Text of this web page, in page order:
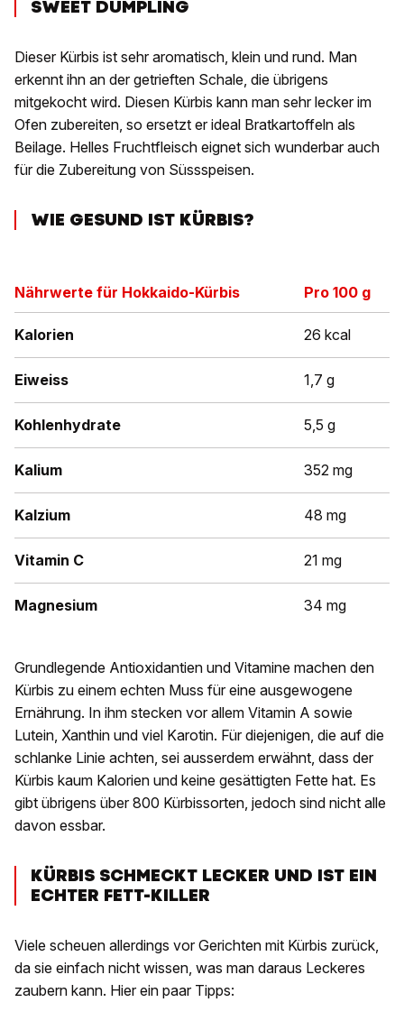
SWEET DUMPLING
Dieser Kürbis ist sehr aromatisch, klein und rund. Man
erkennt ihn an der getrieften Schale, die übrigens
mitgekocht wird. Diesen Kürbis kann man sehr lecker im
Ofen zubereiten, so ersetzt er ideal Bratkartoffeln als
Beilage. Helles Fruchtfleisch eignet sich wunderbar auch
für die Zubereitung von Süssspeisen.
WIE GESUND IST KÜRBIS?
Nährwerte für Hokkaido-Kürbis Pro 100 g
Kalorien 26 kcal
Eiweiss 1,7 g
Kohlenhydrate 5,5 g
Kalium 352 mg
Kalzium 48 mg
Vitamin C 21 mg
Magnesium 34 mg
Grundlegende Antioxidantien und Vitamine machen den
Kürbis zu einem echten Muss für eine ausgewogene
Ernährung. In ihm stecken vor allem Vitamin A sowie
Lutein, Xanthin und viel Karotin. Für diejenigen, die auf die
schlanke Linie achten, sei ausserdem erwähnt, dass der
Kürbis kaum Kalorien und keine gesättigten Fette hat. Es
gibt übrigens über 800 Kürbissorten, jedoch sind nicht alle
davon essbar.
KÜRBIS SCHMECKT LECKER UND IST EIN
ECHTER FETT-KILLER
Viele scheuen allerdings vor Gerichten mit Kürbis zurück,
da sie einfach nicht wissen, was man daraus Leckeres
zaubern kann. Hier ein paar Tipps: